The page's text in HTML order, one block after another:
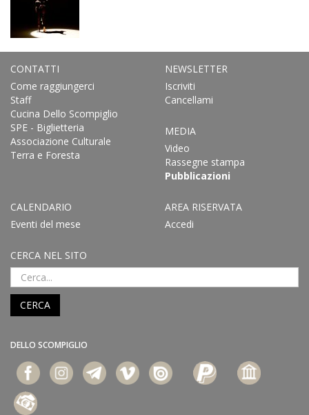
CONTATTI
Come raggiungerci
Staff
Cucina Dello Scompiglio
SPE - Biglietteria
Associazione Culturale
Terra e Foresta
NEWSLETTER
Iscriviti
Cancellami
MEDIA
Video
Rassegne stampa
Pubblicazioni
CALENDARIO
Eventi del mese
AREA RISERVATA
Accedi
CERCA NEL SITO
CERCA
DELLO SCOMPIGLIO